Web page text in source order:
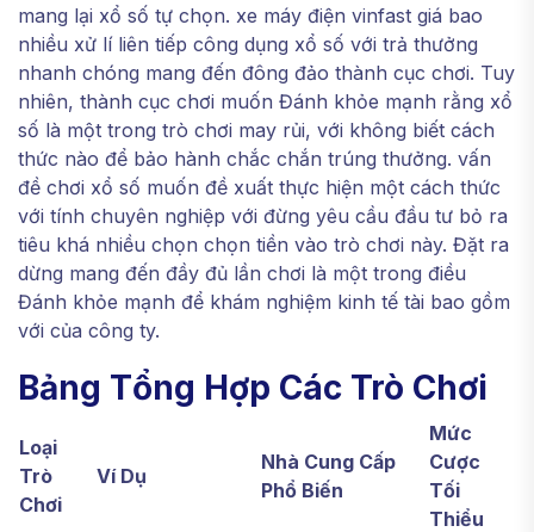
mang lại xổ số tự chọn. xe máy điện vinfast giá bao
nhiều xử lí liên tiếp công dụng xổ số với trả thưởng
nhanh chóng mang đến đông đảo thành cục chơi. Tuy
nhiên, thành cục chơi muốn Đánh khỏe mạnh rằng xổ
số là một trong trò chơi may rủi, với không biết cách
thức nào để bảo hành chắc chắn trúng thưởng. vấn
đề chơi xổ số muốn đề xuất thực hiện một cách thức
với tính chuyên nghiệp với đừng yêu cầu đầu tư bỏ ra
tiêu khá nhiều chọn chọn tiền vào trò chơi này. Đặt ra
dừng mang đến đầy đủ lần chơi là một trong điều
Đánh khỏe mạnh để khám nghiệm kinh tế tài bao gồm
với của công ty.
Bảng Tổng Hợp Các Trò Chơi
Loại
Trò
Chơi
Ví Dụ
Nhà Cung Cấp
Phổ Biến
Mức
Cược
Tối
Thiểu